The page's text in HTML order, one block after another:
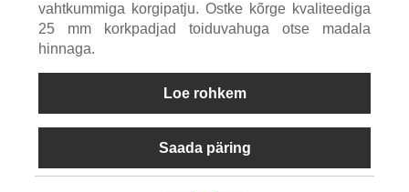
vahtkummiga korgipatju. Ostke kõrge kvaliteediga
25 mm korkpadjad toiduvahuga otse madala
hinnaga.
Loe rohkem
Saada päring